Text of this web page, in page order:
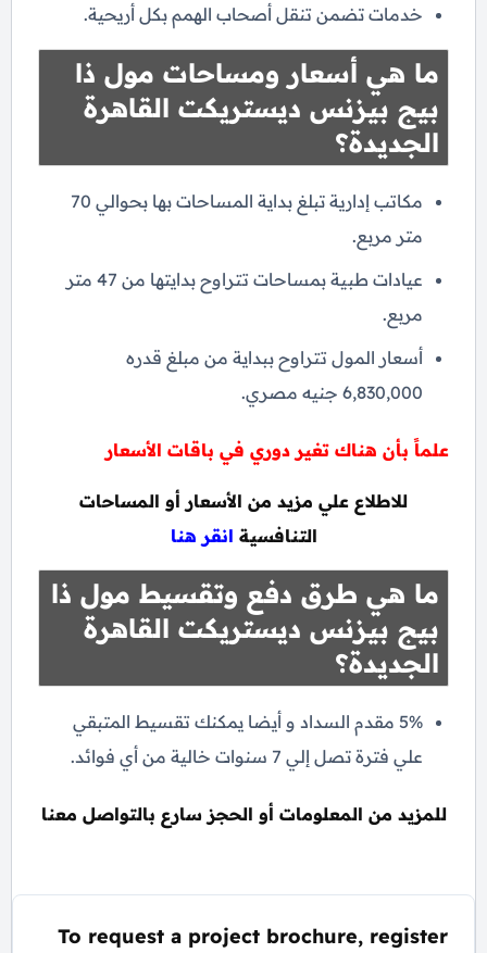
خدمات تضمن تنقل أصحاب الهمم بكل أريحية.
ما هي أسعار ومساحات مول ذا
بيج بيزنس ديستريكت القاهرة
الجديدة؟
مكاتب إدارية تبلغ بداية المساحات بها بحوالي 70
متر مربع.
عيادات طبية بمساحات تتراوح بدايتها من 47 متر
مربع.
أسعار المول تتراوح ببداية من مبلغ قدره
6,830,000 جنيه مصري.
علماً بأن هناك تغير دوري في باقات الأسعار
للاطلاع علي مزيد من الأسعار أو المساحات
التنافسية انقر هنا
ما هي طرق دفع وتقسيط مول ذا
بيج بيزنس ديستريكت القاهرة
الجديدة؟
5% مقدم السداد و أيضا يمكنك تقسيط المتبقي
علي فترة تصل إلي 7 سنوات خالية من أي فوائد.
للمزيد من المعلومات أو الحجز سارع بالتواصل معنا
To request a project brochure, register